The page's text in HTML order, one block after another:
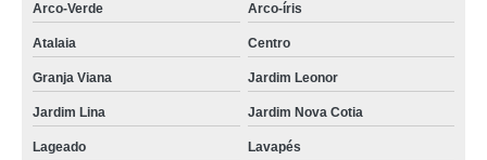
Arco-Verde
Arco-íris
Atalaia Centro
Granja Viana Jardim Leonor
Jardim Lina Jardim Nova Cotia
Lageado Lavapés